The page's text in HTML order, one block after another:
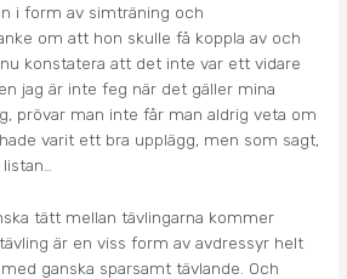
i form av simträning och
om att hon skulle få koppla av och
konstatera att det inte var ett vidare
jag är inte feg när det gäller mina
prövar man inte får man aldrig veta om
varit ett bra upplägg, men som sagt,
tätt mellan tävlingarna kommer
är en viss form av avdressyr helt
ganska sparsamt tävlande. Och